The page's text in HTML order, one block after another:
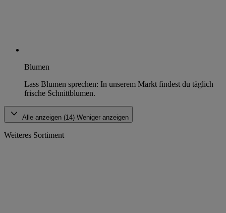
Blumen
Lass Blumen sprechen: In unserem Markt findest du täglich
frische Schnittblumen.
Alle anzeigen (14) Weniger anzeigen
Weiteres Sortiment